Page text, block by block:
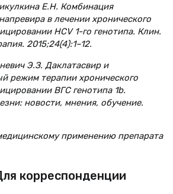
Е.Н. Комбинация
в лечении хронического
HCV 1-го генотипа. Клин.
2015;24(4):1–12.
Э.З. Даклатасвир и
режим терапии хронического
ВГС генотипа 1b.
новости, мнения, обучение.
применению препарата
корреспонденции